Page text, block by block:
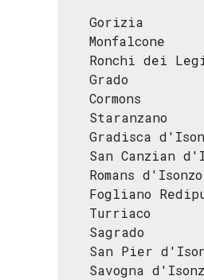
Gorizia
Monfalcone
Ronchi dei
Grado
Cormons
Staranzano
Gradisca
San Canzian
Romans d'Isonzo
Fogliano
Turriaco
Sagrado
San Pier
Savogna